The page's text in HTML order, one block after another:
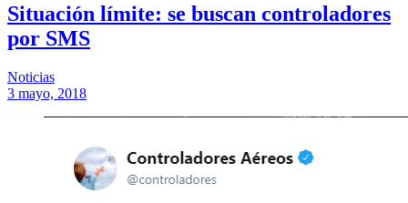
Situación límite: se buscan controladores
por SMS
Noticias
3 mayo, 2018